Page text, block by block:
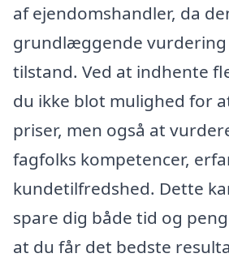
af ejendomshandler, da
grundlæggende vurdering
tilstand. Ved at indhente
du ikke blot mulighed for
priser, men også at
fagfolks kompetencer,
kundetilfredshed. Dette
spare dig både tid og
at du får det bedste